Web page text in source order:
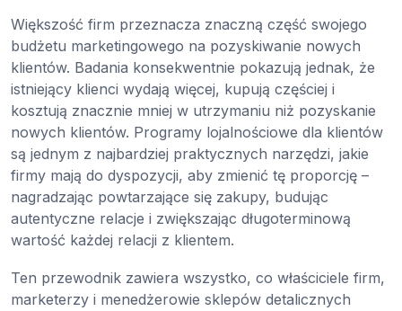
Większość firm przeznacza znaczną część swojego
budżetu marketingowego na pozyskiwanie nowych
klientów. Badania konsekwentnie pokazują jednak, że
istniejący klienci wydają więcej, kupują częściej i
kosztują znacznie mniej w utrzymaniu niż pozyskanie
nowych klientów. Programy lojalnościowe dla klientów
są jednym z najbardziej praktycznych narzędzi, jakie
firmy mają do dyspozycji, aby zmienić tę proporcję –
nagradzając powtarzające się zakupy, budując
autentyczne relacje i zwiększając długoterminową
wartość każdej relacji z klientem.
Ten przewodnik zawiera wszystko, co właściciele firm,
marketerzy i menedżerowie sklepów detalicznych